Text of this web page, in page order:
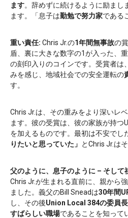
ます。辞めずに続けるように励まし
ます。「息子は勤勉で努力家である
重い責任: Chris Jr.の1年間無事故の
盾、裏に大きな数字の1が入った、
の刻印入りのコインです。受賞者は
みを感じ、地域社会での安全運転の
す。
Chris Jr.は、その重みをより深いレ
ます。彼の受賞は、彼の家族が持つ
を加えるものです。最初は不安でし
りたいと思っていた」 とChris Jr.は
父のように、息子のように – そして
Chris Jr.が生まれる直前に、親から
ました。義父のBill Sneadは30年間
し、その後Union Local 384の委員長
すばらしい職場であることを知って